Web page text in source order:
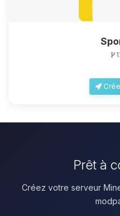
Prêt à
Créez votre serveur